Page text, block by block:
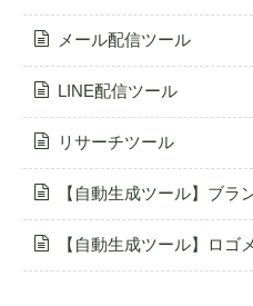
メール配信ツール
LINE配信ツール
リサーチツール
【自動生成ツール】ブラ
【自動生成ツール】ロゴ